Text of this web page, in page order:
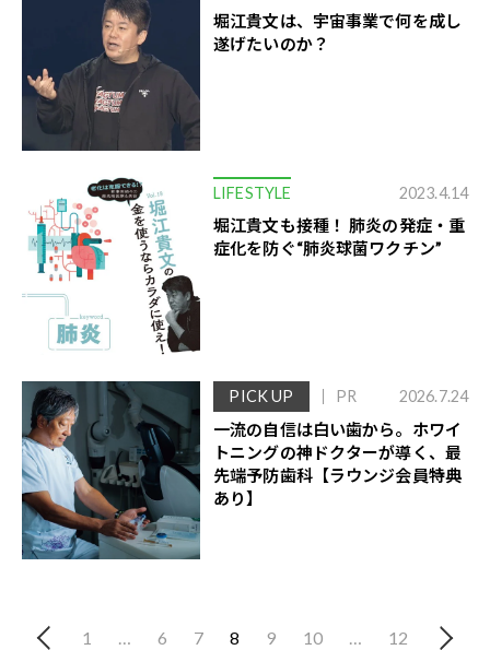
堀江貴文は、宇宙事業で何を成し
遂げたいのか？
LIFESTYLE 2023.4.14
堀江貴文も接種！ 肺炎の発症・重
症化を防ぐ“肺炎球菌ワクチン”
PICK UP PR 2026.7.24
一流の自信は白い歯から。ホワイ
トニングの神ドクターが導く、最
先端予防歯科【ラウンジ会員特典
あり】
1 … 6 7 8 9 10 … 12